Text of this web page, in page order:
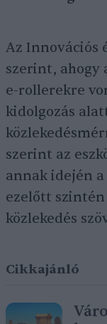
Az Innovációs
szerint, ahogy
e-rollerekre
kidolgozás
szerint az
annak idején
ezelőtt
közlekedés
Cikkajánló